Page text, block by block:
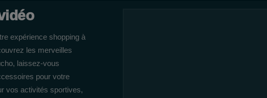
expérience shopping à
les merveilles
laissez-vous
pour votre
vos activités sportives,